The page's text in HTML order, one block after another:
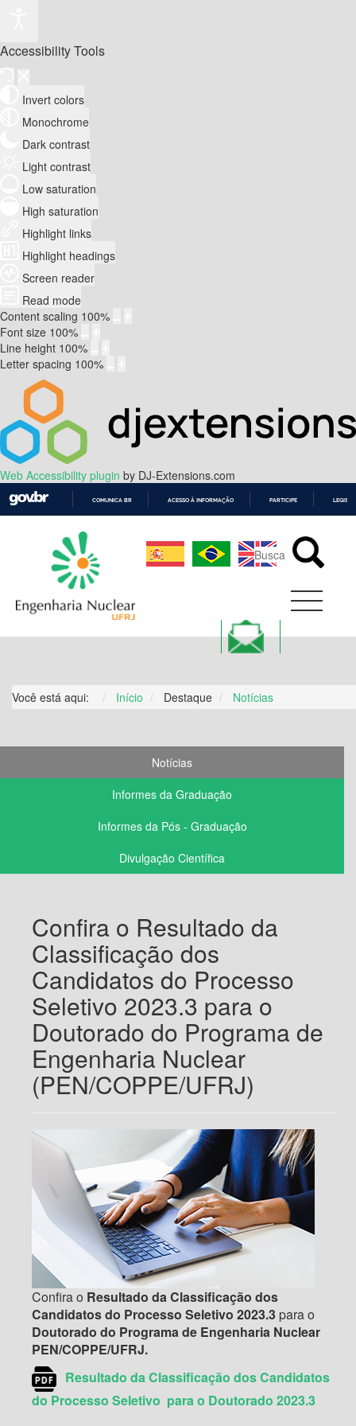
Accessibility Tools
Invert colors
Monochrome
Dark contrast
Light contrast
Low saturation
High saturation
Highlight links
Highlight headings
Screen reader
Read mode
Content scaling 100%
Font size 100%
Line height 100%
Letter spacing 100%
Web Accessibility plugin by DJ-Extensions.com
CONTEÚDO
COMUNICA BR ACESSO À INFORMAÇÃO PARTICIPE
Você está aqui: Início Destaque Notícias
Notícias
Informes da Graduação
Informes da Pós - Graduação
Divulgação Científica
Confira o Resultado da
Classificação dos
Candidatos do Processo
Seletivo 2023.3 para o
Doutorado do Programa de
Engenharia Nuclear
(PEN/COPPE/UFRJ)
Confira o Resultado da Classificação dos
Candidatos do Processo Seletivo 2023.3 para o
Doutorado do Programa de Engenharia Nuclear
PEN/COPPE/UFRJ.
Resultado da Classificação dos Candidatos
do Processo Seletivo para o Doutorado 2023.3